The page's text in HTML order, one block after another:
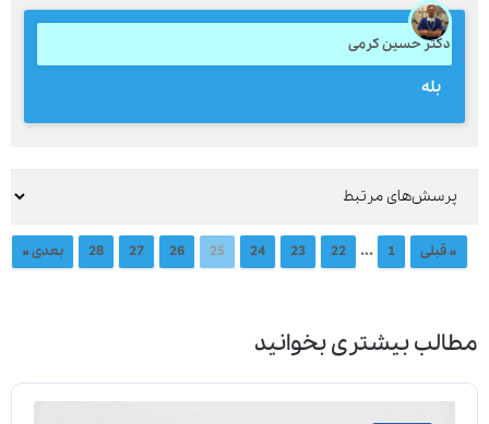
دکتر حسین کرمی
بله
« قبلی 1
...
22
23
24
25
26
27
28 بعدی »
مطالب بیشتری بخوانید